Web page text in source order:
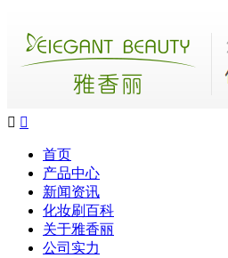
 
首页
产品中心
新闻资讯
化妆刷百科
关于雅香丽
公司实力